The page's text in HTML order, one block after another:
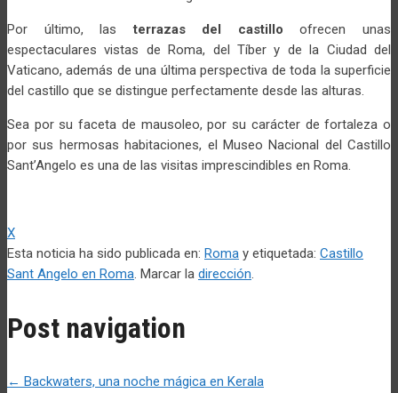
Por último, lasterrazas del castillo ofrecen unas
espectaculares vistas de Roma, del Tíber y de la Ciudad del
Vaticano, además de una última perspectiva de toda la superficie
del castillo que se distingue perfectamente desde las alturas.
Sea por su faceta de mausoleo, por su carácter de fortaleza o
por sus hermosas habitaciones, el Museo Nacional del Castillo
Sant’Angelo es una de las visitas imprescindibles en Roma.
X
Esta noticia ha sido publicada en: Roma y etiquetada: Castillo
Sant Angelo en Roma. Marcar la dirección.
Post navigation
← Backwaters, una noche mágica en Kerala